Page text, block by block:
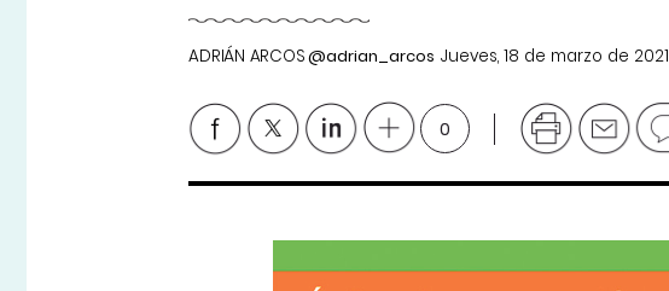
ADRIÁN ARCOS@adrian_arcos Jueves, 18 de marzo de 2021
0